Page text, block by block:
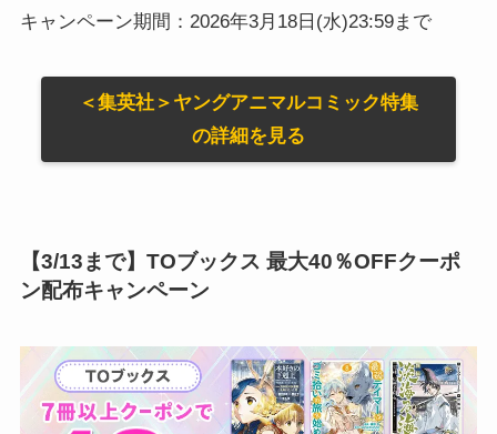
キャンペーン期間：2026年3月18日(水)23:59まで
＜集英社＞ヤングアニマルコミック特集
の詳細を見る
【3/13まで】TOブックス 最大40％OFFクーポ
ン配布キャンペーン